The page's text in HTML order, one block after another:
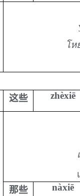
โห
这些 zhèxiē
那些
nàxiē